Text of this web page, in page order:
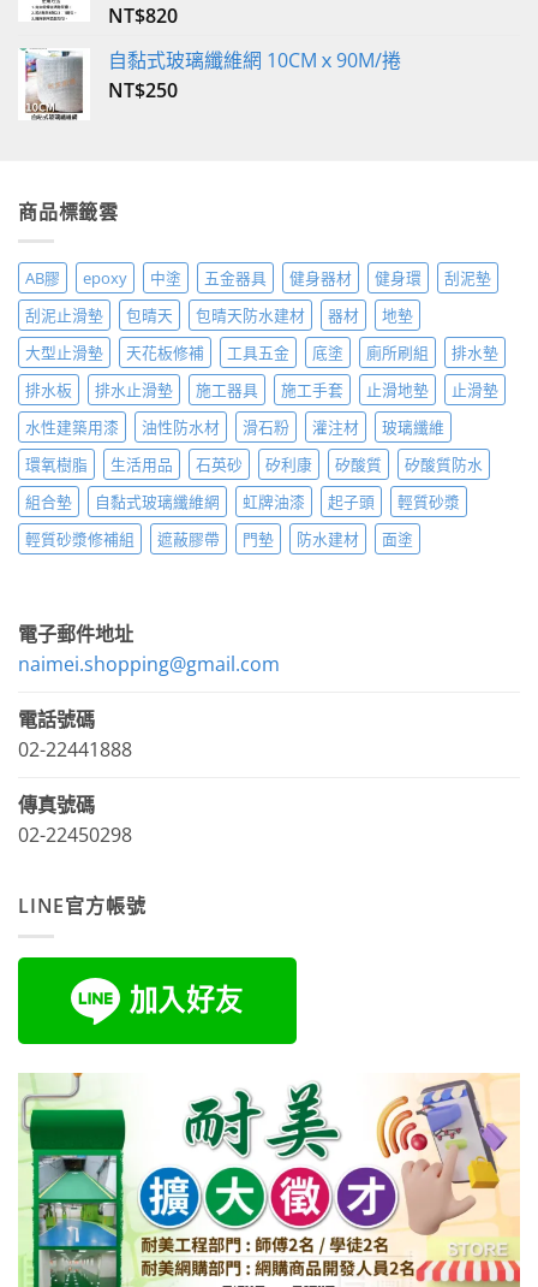
NT$820
自黏式玻璃纖維網 10CMｘ90M/捲
NT$250
商品標籤雲
AB膠 epoxy 中塗 五金器具 健身器材 健身環
刮泥墊
刮泥止滑墊
包晴天 包晴天防水建材 器材
地墊
大型止滑墊
天花板修補 工具五金 底塗 廁所刷組
排水墊
排水板
排水止滑墊 施工器具 施工手套 止滑地墊
止滑墊
水性建築用漆
油性防水材 滑石粉 灌注材
玻璃纖維
環氧樹脂
生活用品 石英砂 矽利康 矽酸質
矽酸質防水
組合墊
自黏式玻璃纖維網 虹牌油漆 起子頭
輕質砂漿
輕質砂漿修補組
遮蔽膠帶 門墊 防水建材 面塗
電子郵件地址
naimei.shopping@gmail.com
電話號碼
02-22441888
傳真號碼
02-22450298
LINE官方帳號